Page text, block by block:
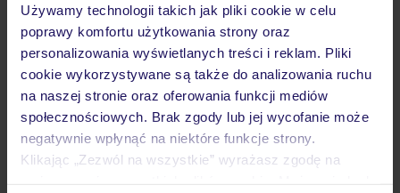
Używamy technologii takich jak pliki cookie w celu
poprawy komfortu użytkowania strony oraz
personalizowania wyświetlanych treści i reklam. Pliki
cookie wykorzystywane są także do analizowania ruchu
na naszej stronie oraz oferowania funkcji mediów
społecznościowych. Brak zgody lub jej wycofanie może
negatywnie wpłynąć na niektóre funkcje strony.
Klikając „Zezwól na wszystkie” wyrażasz zgodę na
Pokoje
Wyżywienie
Atrakcje